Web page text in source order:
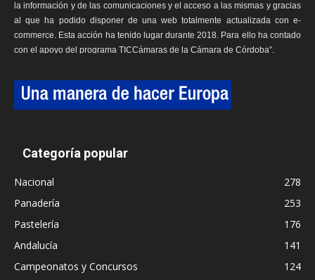
la información y de las comunicaciones y el acceso a las mismas y gracias
al que ha podido disponer de una web totalmente actualizada con e-
commerce. Esta acción ha tenido lugar durante 2018. Para ello ha contado
con el apoyo del programa TICCámaras de la Cámara de Córdoba”.
Categoría popular
Nacional
278
Panadería
253
Pastelería
176
Andalucía
141
Campeonatos y Concursos
124